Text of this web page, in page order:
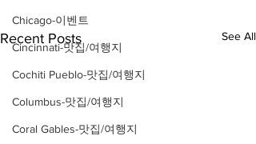
Chicago-이벤트
Cincinnati-맛집/여행지
Cochiti Pueblo-맛집/여행지
Columbus-맛집/여행지
Coral Gables-맛집/여행지
Recent Posts See All